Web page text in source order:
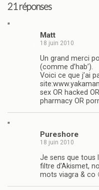
21 réponses
"
Matt
18 juin 2010
Un grand merci
(comme d’hab’).
Voici ce que j’ai
sex OR hacked
pharmacy OR
"
Pureshore
18 juin 2010
Je sens que tous
filtre d’Akismet,
mots viagra & co